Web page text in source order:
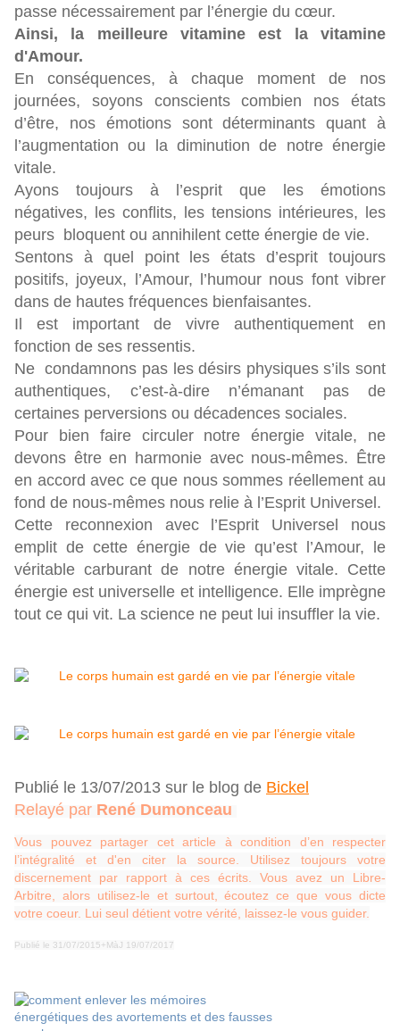
passe nécessairement par l’énergie du cœur.
Ainsi, la meilleure vitamine est la vitamine
d'Amour.
En conséquences, à chaque moment de nos
journées, soyons conscients combien nos états
d’être, nos émotions sont déterminants quant à
l’augmentation ou la diminution de notre énergie
vitale.
Ayons toujours à l’esprit que les émotions
négatives, les conflits, les tensions intérieures, les
peurs bloquent ou annihilent cette énergie de vie.
Sentons à quel point les états d’esprit toujours
positifs, joyeux, l’Amour, l’humour nous font vibrer
dans de hautes fréquences bienfaisantes.
Il est important de vivre authentiquement en
fonction de ses ressentis.
Ne condamnons pas les désirs physiques s’ils sont
authentiques, c’est-à-dire n’émanant pas de
certaines perversions ou décadences sociales.
Pour bien faire circuler notre énergie vitale, ne
devons être en harmonie avec nous-mêmes. Être
en accord avec ce que nous sommes réellement au
fond de nous-mêmes nous relie à l’Esprit Universel.
Cette reconnexion avec l’Esprit Universel nous
emplit de cette énergie de vie qu’est l’Amour, le
véritable carburant de notre énergie vitale. Cette
énergie est universelle et intelligence. Elle imprègne
tout ce qui vit. La science ne peut lui insuffler la vie.
Publié le 13/07/2013 sur le blog de Bickel
Relayé par René Dumonceau
Vous pouvez partager cet article à condition d’en respecter
l’intégralité et d'en citer la source. Utilisez toujours votre
discernement par rapport à ces écrits. Vous avez un Libre-
Arbitre, alors utilisez-le et surtout, écoutez ce que vous dicte
votre coeur. Lui seul détient votre vérité, laissez-le vous guider.
Publié le 31/07/2015+MàJ 19/07/2017